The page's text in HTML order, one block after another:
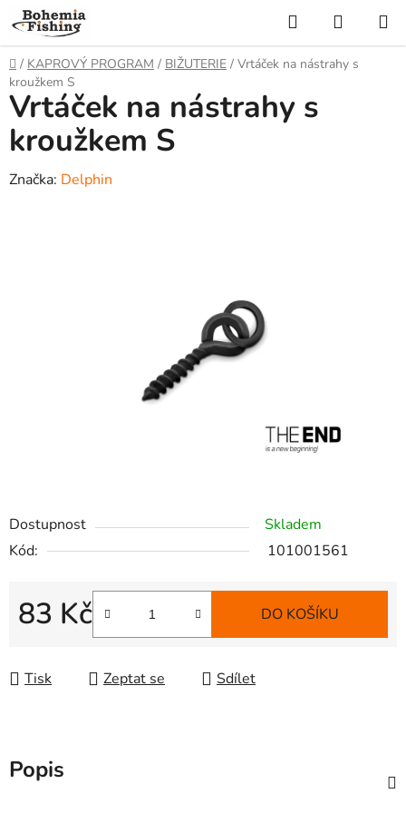
Přejít
na
obsah
Hledat
KOŠÍK
Domů
/ KAPROVÝ PROGRAM / BIŽUTERIE / Vrtáček na nástrahy s
kroužkem S
Dostupnost
Skladem
Kód:
101001561
83 Kč
Měrná cena:
DO KOŠÍKU
Tisk Zeptat se Sdílet
Vrtáček na nástrahy s
kroužkem S
Značka: Delphin
Popis